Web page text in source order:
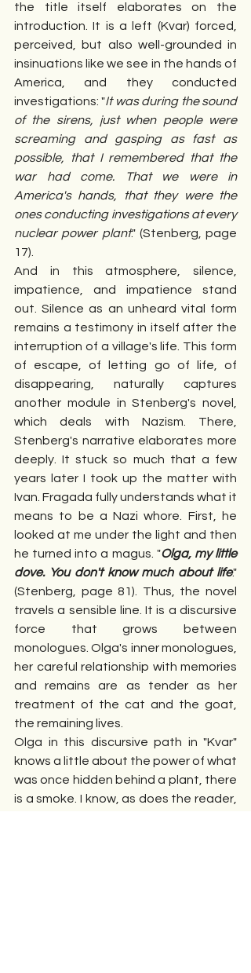
the title itself elaborates on the
introduction. It is a left (Kvar) forced,
perceived, but also well-grounded in
insinuations like we see in the hands of
America, and they conducted
investigations: "It was during the sound
of the sirens, just when people were
screaming and gasping as fast as
possible, that I remembered that the
war had come. That we were in
America's hands, that they were the
ones conducting investigations at every
nuclear power plant." (Stenberg, page
17).
And in this atmosphere, silence,
impatience, and impatience stand
out. Silence as an unheard vital form
remains a testimony in itself after the
interruption of a village's life. This form
of escape, of letting go of life, of
disappearing, naturally captures
another module in Stenberg's novel,
which deals with Nazism. There,
Stenberg's narrative elaborates more
deeply. It stuck so much that a few
years later I took up the matter with
Ivan. Fragada fully understands what it
means to be a Nazi whore. First, he
looked at me under the light and then
he turned into a magus. "Olga, my little
dove. You don't know much about life."
(Stenberg, page 81). Thus, the novel
travels a sensible line. It is a discursive
force that grows between
monologues. Olga's inner monologues,
her careful relationship with memories
and remains are as tender as her
treatment of the cat and the goat,
the remaining lives.
Olga in this discursive path in "Kvar"
knows a little about the power of what
was once hidden behind a plant, there
is a smoke. I know, as does the reader,